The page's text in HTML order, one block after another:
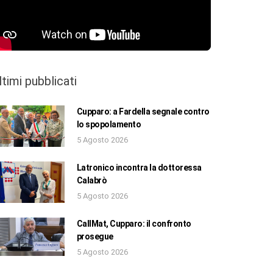
pubblicati
Cupparo: a Fardella segnale contro
lo spopolamento
5 Agosto 2026
Latronico incontra la dottoressa
Calabrò
5 Agosto 2026
CallMat, Cupparo: il confronto
prosegue
5 Agosto 2026